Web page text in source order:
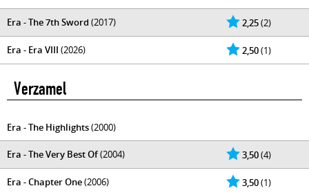
2,25(2)
Era - The 7th Sword (2017)
2,50(1)
Era - Era VIII (2026)
Verzamel
Era - The Highlights(2000)
3,50(4)
Era - The Very Best Of(2004)
3,50(1)
Era - Chapter One(2006)